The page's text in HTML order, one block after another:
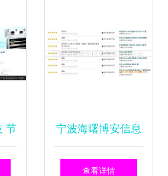
节 宁波海曙博安信息
技术推出高效耐用
查看详情